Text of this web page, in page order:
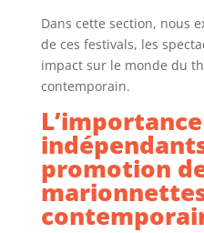
Dans cette section, nous
de ces festivals, les
impact sur le monde du
contemporain.
promotion